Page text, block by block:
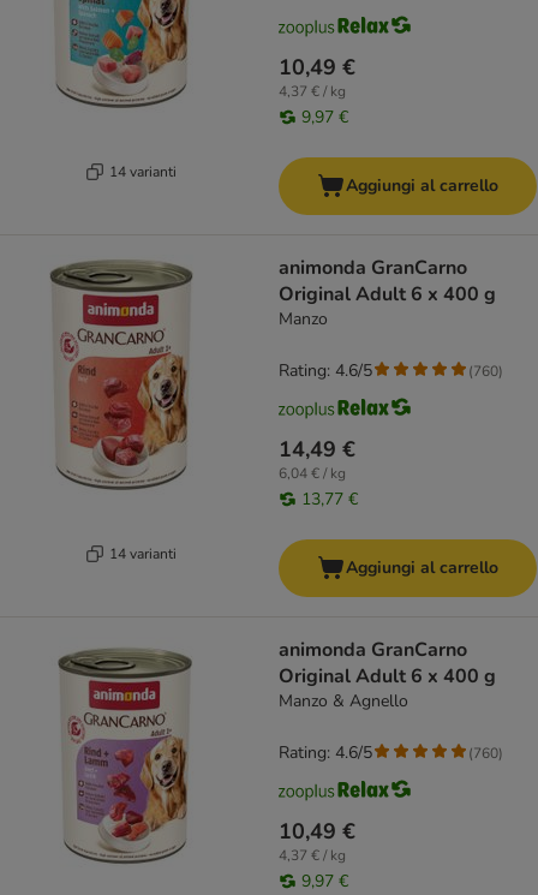
14 varianti
10,49 €
4,37 € / kg
9,97 €
Aggiungi al carrello
14 varianti
animonda GranCarno
Original Adult 6 x 400 g
Manzo
14,49 €
6,04 € / kg
13,77 €
Rating: 4.6/5 (760)
Aggiungi al carrello
animonda GranCarno
Original Adult 6 x 400 g
Manzo & Agnello
10,49 €
4,37 € / kg
9,97 €
Rating: 4.6/5 (760)